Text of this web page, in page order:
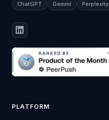
ChatGPT Gemini Perplexity
PLATFORM